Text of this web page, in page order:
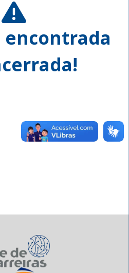
encontrada